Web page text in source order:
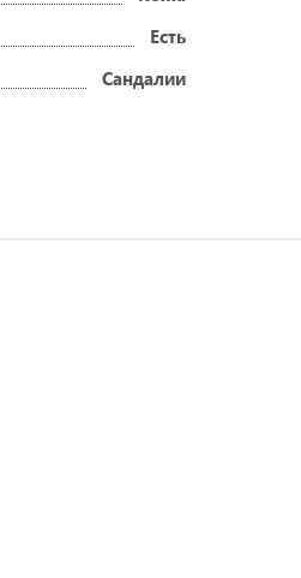
Есть
Сандалии